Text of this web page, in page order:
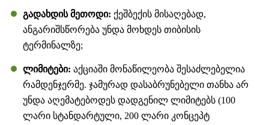
გადახდის მეთოდი: ქეშბექის მისაღებად,
ანგარიშსწორება უნდა მოხდეს თიბისის
ტერმინალზე;
ლიმიტები: აქციაში მონაწილეობა შესაძლებელია
რამდენჯერმე. ჯამურად დასაბრუნებელი თანხა არ
უნდა აღემატებოდეს დადგენილ ლიმიტებს (100
ლარი სტანდარტული, 200 ლარი კონცეპტ